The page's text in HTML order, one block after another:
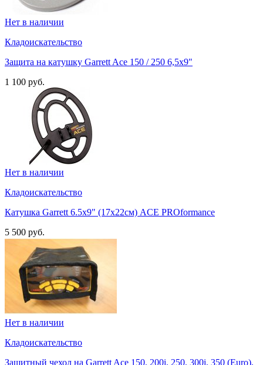
Нет в наличии
Кладоискательство
Защита на катушку Garrett Ace 150 / 250 6,5х9"
1 100 руб.
Нет в наличии
Кладоискательство
Катушка Garrett 6.5х9" (17x22см) ACE PROformance
5 500 руб.
Нет в наличии
Кладоискательство
Защитный чехол на Garrett Ace 150, 200i, 250, 300i, 350 (Euro),